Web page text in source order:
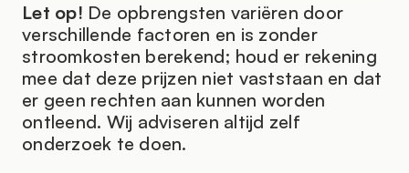
Let op! De opbrengsten variëren door
verschillende factoren en is zonder
stroomkosten berekend; houd er rekening
mee dat deze prijzen niet vaststaan en dat
er geen rechten aan kunnen worden
ontleend. Wij adviseren altijd zelf
onderzoek te doen.